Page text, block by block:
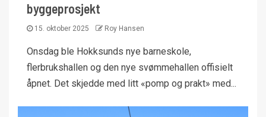
byggeprosjekt
15. oktober 2025 Roy Hansen
Onsdag ble Hokksunds nye barneskole,
flerbrukshallen og den nye svømmehallen offisielt
åpnet. Det skjedde med litt «pomp og prakt» med...